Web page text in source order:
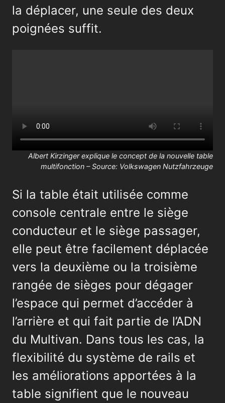
la déplacer, une seule des deux
poignées suffit.
Albert Kirzinger explique le concept de la nouvelle table
multifonction – Source: Volkswagen Nutzfahrzeuge
Si la table était utilisée comme
console centrale entre le siège
conducteur et le siège passager,
elle peut être facilement déplacée
vers la deuxième ou la troisième
rangée de sièges pour dégager
l’espace qui permet d’accéder à
l’arrière et qui fait partie de l’ADN
du Multivan. Dans tous les cas, la
flexibilité du système de rails et
les améliorations apportées à la
table signifient que le nouveau